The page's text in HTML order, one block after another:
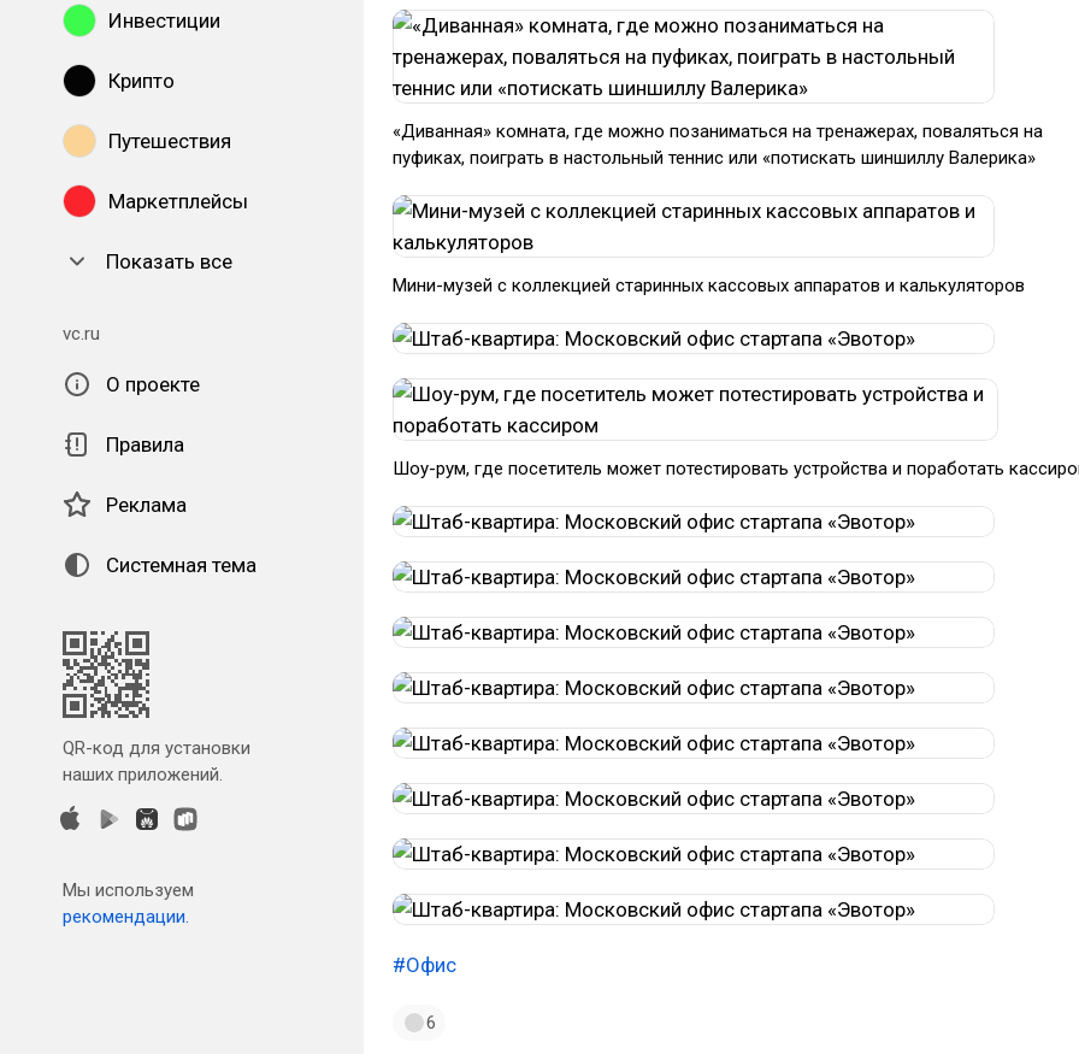
Инвестиции
Крипто
Путешествия
Маркетплейсы
Показать все
vc.ru
О проекте
Правила
Реклама
Системная тема
QR-код для установки
наших приложений.
Мы используем
рекомендации.
«Диванная» комната, где можно позаниматься на тренажерах, поваляться на
пуфиках, поиграть в настольный теннис или «потискать шиншиллу Валерика»
Мини-музей с коллекцией старинных кассовых аппаратов и калькуляторов
Шоу-рум, где посетитель может потестировать устройства и поработать
#Офис
6